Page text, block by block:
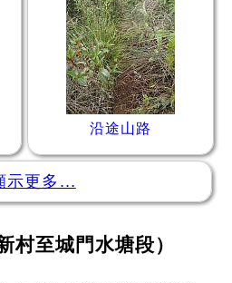
沿途山路
示更多...
村至城門水塘段）